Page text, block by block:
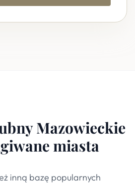
Mazowieckie
miasta
inną bazę popularnych